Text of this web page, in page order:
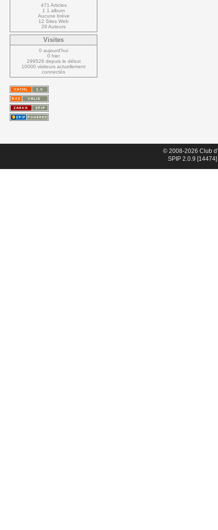
471 Articles
1 1 album
Aucune brève
12 Sites Web
29 Auteurs
Visites
0 aujourd'hui
0 hier
299526 depuis le début
10000 visiteurs actuellement
connectés
© 2008-2026 Club
SPIP 2.0.9 [14474]